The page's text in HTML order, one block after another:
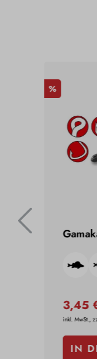
%
3,45
inkl. MwSt.,
IN